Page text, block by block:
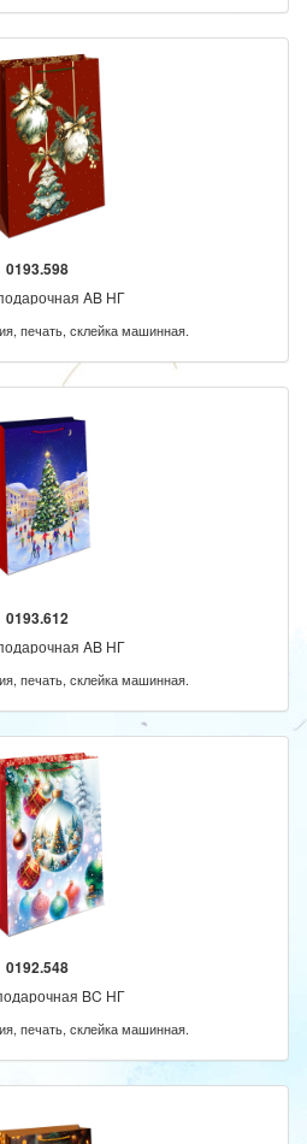
0193.598
AB НГ
печать, склейка машинная.
0193.612
AB НГ
печать, склейка машинная.
0192.548
BC НГ
печать, склейка машинная.